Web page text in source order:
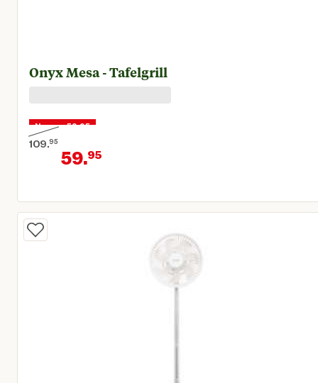
Onyx Mesa - Tafelgrill
Nu voor 59,95
109.95
Oorspronkelijke prijs € 109,95
59.95
Huidige prijs € 59,95